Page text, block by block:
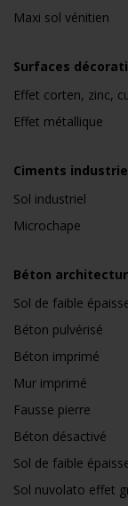
Maxi sol vénitien
Surfaces
Effet corten, zinc,
Effet métallique
Ciments
Sol industriel
Microchape
Béton
Sol de faible
Béton pulvérisé
Béton imprimé
Mur imprimé
Fausse pierre
Béton désactivé
Sol de faible
Sol nuvolato effet